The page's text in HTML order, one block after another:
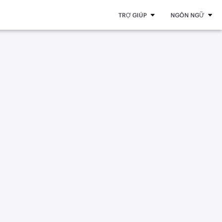
TRỢ GIÚP NGÔN NGỮ